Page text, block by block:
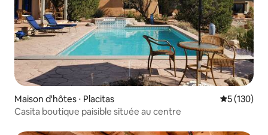
Maison d'hôtes ⋅ Placitas Évaluation
5 (130)
Casita boutique paisible située au centre